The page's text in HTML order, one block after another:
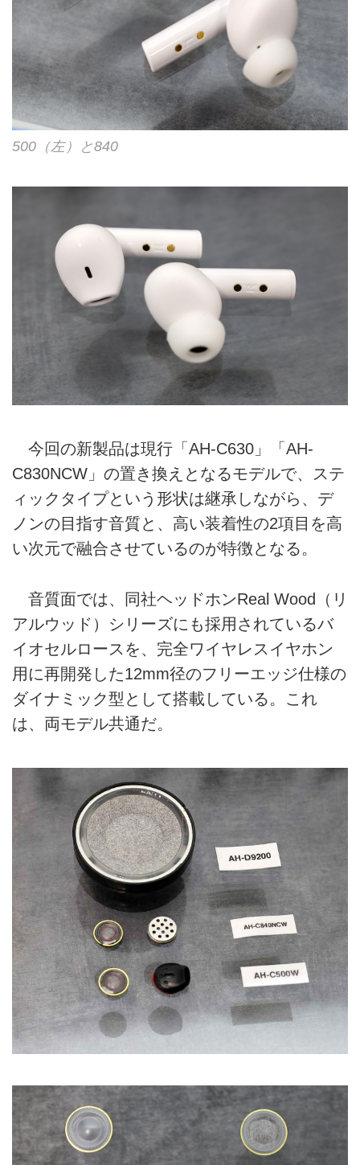
500（左）と840
今回の新製品は現行「AH-C630」「AH-
C830NCW」の置き換えとなるモデルで、ステ
ィックタイプという形状は継承しながら、デ
ノンの目指す音質と、高い装着性の2項目を高
い次元で融合させているのが特徴となる。
音質面では、同社ヘッドホンReal Wood（リ
アルウッド）シリーズにも採用されているバ
イオセルロースを、完全ワイヤレスイヤホン
用に再開発した12mm径のフリーエッジ仕様の
ダイナミック型として搭載している。これ
は、両モデル共通だ。